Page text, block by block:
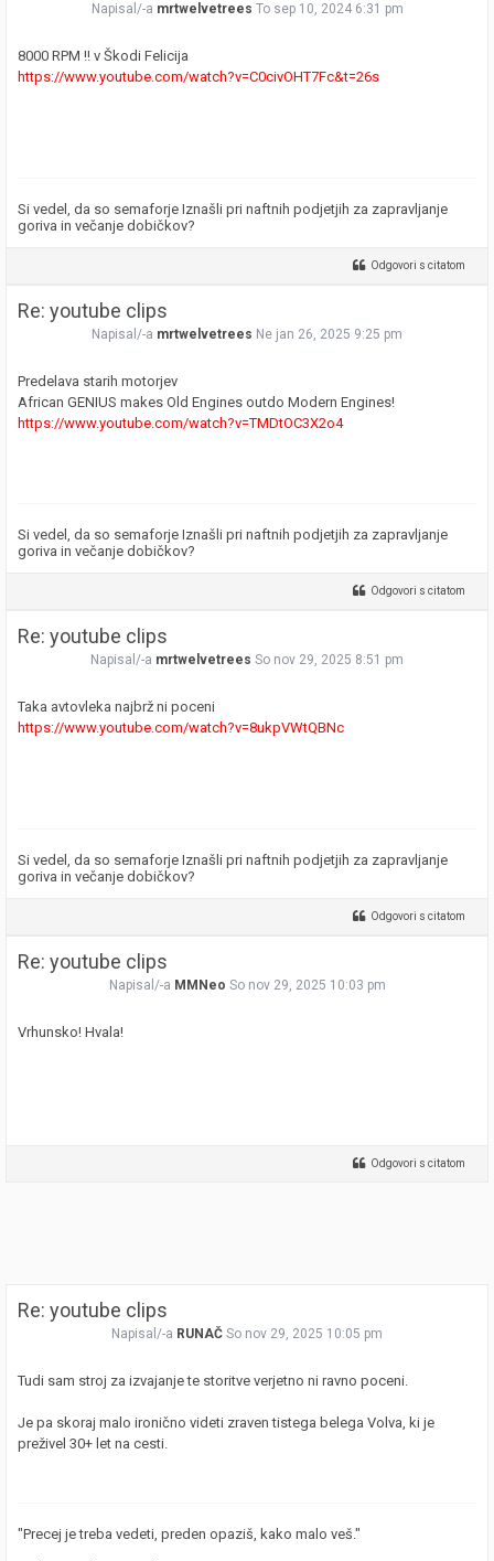
Napisal/-a mrtwelvetrees To sep 10, 2024 6:31 pm
8000 RPM !! v Škodi Felicija
https://www.youtube.com/watch?v=C0civOHT7Fc&t=26s
Si vedel, da so semaforje Iznašli pri naftnih podjetjih za zapravljanje
goriva in večanje dobičkov?
Odgovori s citatom
Re: youtube clips
Napisal/-a mrtwelvetrees Ne jan 26, 2025 9:25 pm
Predelava starih motorjev
African GENIUS makes Old Engines outdo Modern Engines!
https://www.youtube.com/watch?v=TMDtOC3X2o4
Si vedel, da so semaforje Iznašli pri naftnih podjetjih za zapravljanje
goriva in večanje dobičkov?
Odgovori s citatom
Re: youtube clips
Napisal/-a mrtwelvetrees So nov 29, 2025 8:51 pm
Taka avtovleka najbrž ni poceni
https://www.youtube.com/watch?v=8ukpVWtQBNc
Si vedel, da so semaforje Iznašli pri naftnih podjetjih za zapravljanje
goriva in večanje dobičkov?
Odgovori s citatom
Re: youtube clips
Napisal/-a MMNeo So nov 29, 2025 10:03 pm
Vrhunsko! Hvala!
Odgovori s citatom
Re: youtube clips
Napisal/-a RUNAČ So nov 29, 2025 10:05 pm
Tudi sam stroj za izvajanje te storitve verjetno ni ravno poceni.
Je pa skoraj malo ironično videti zraven tistega belega Volva, ki je
preživel 30+ let na cesti.
"Precej je treba vedeti, preden opaziš, kako malo veš."